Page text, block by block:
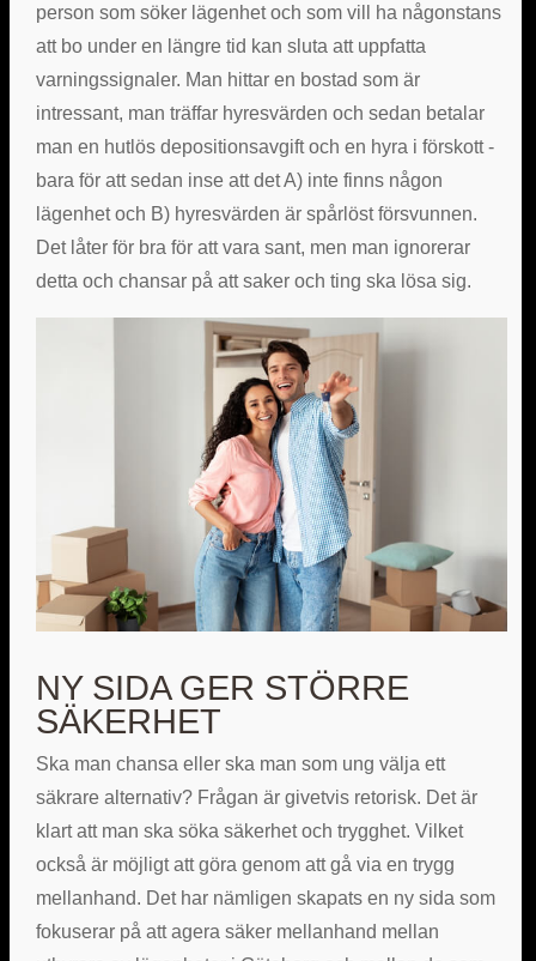
person som söker lägenhet och som vill ha någonstans
att bo under en längre tid kan sluta att uppfatta
varningssignaler. Man hittar en bostad som är
intressant, man träffar hyresvärden och sedan betalar
man en hutlös depositionsavgift och en hyra i förskott -
bara för att sedan inse att det A) inte finns någon
lägenhet och B) hyresvärden är spårlöst försvunnen.
Det låter för bra för att vara sant, men man ignorerar
detta och chansar på att saker och ting ska lösa sig.
NY SIDA GER STÖRRE
SÄKERHET
Ska man chansa eller ska man som ung välja ett
säkrare alternativ? Frågan är givetvis retorisk. Det är
klart att man ska söka säkerhet och trygghet. Vilket
också är möjligt att göra genom att gå via en trygg
mellanhand. Det har nämligen skapats en ny sida som
fokuserar på att agera säker mellanhand mellan